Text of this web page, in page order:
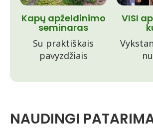
Kapų apželdinimo
seminaras
Su praktiškais
pavyzdžiais
VISI
NAUDINGI